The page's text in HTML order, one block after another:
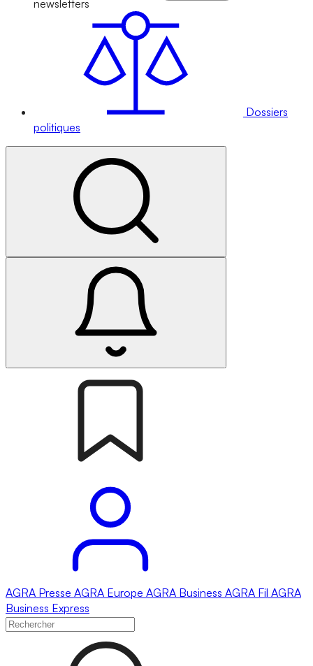
newsletters
Dossiers
politiques
AGRA Presse AGRA Europe AGRA Business AGRA Fil AGRA
Business Express